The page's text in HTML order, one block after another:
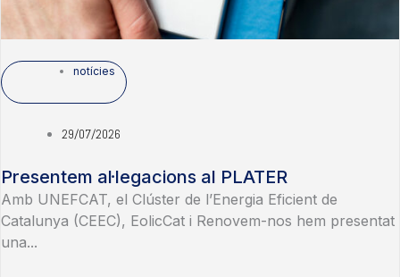
notícies
29/07/2026
Presentem al·legacions al PLATER
Amb UNEFCAT, el Clúster de l’Energia Eficient de
Catalunya (CEEC), EolicCat i Renovem-nos hem presentat
una...